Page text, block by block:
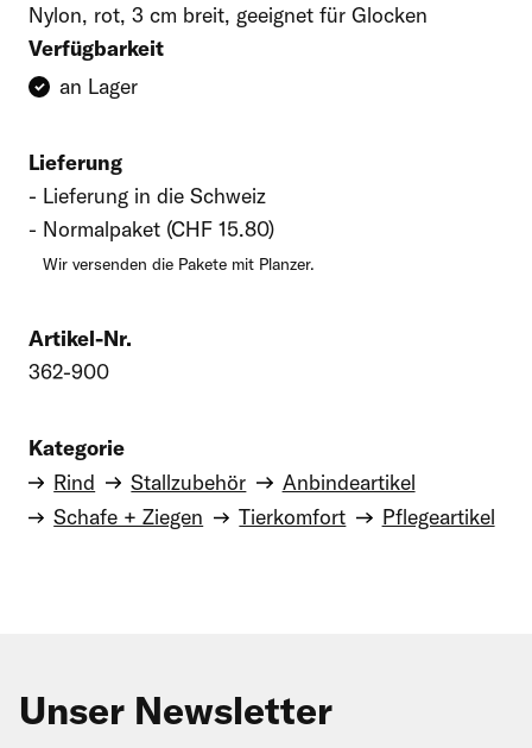
Nylon, rot, 3 cm breit, geeignet für Glocken
Verfügbarkeit
an Lager
Lieferung
Lieferung in die Schweiz
Normalpaket (CHF 15.80)
Wir versenden die Pakete mit Planzer.
Artikel-Nr.
362-900
Kategorie
Rind
Stallzubehör
Anbindeartikel
Schafe + Ziegen
Tierkomfort Pflegeartikel
Unser Newsletter